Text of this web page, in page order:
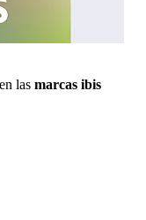
las marcas ibis